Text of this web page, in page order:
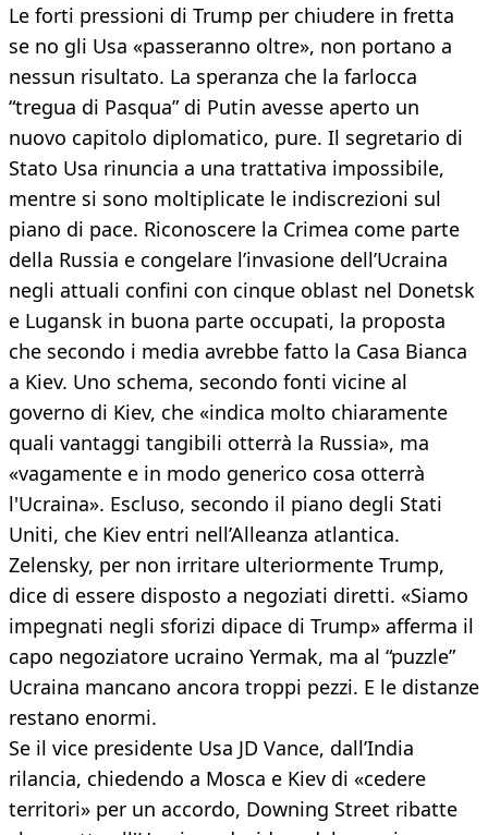
Le forti pressioni di Trump per chiudere in fretta
se no gli Usa «passeranno oltre», non portano a
nessun risultato. La speranza che la farlocca
“tregua di Pasqua” di Putin avesse aperto un
nuovo capitolo diplomatico, pure. Il segretario di
Stato Usa rinuncia a una trattativa impossibile,
mentre si sono moltiplicate le indiscrezioni sul
piano di pace. Riconoscere la Crimea come parte
della Russia e congelare l’invasione dell’Ucraina
negli attuali confini con cinque oblast nel Donetsk
e Lugansk in buona parte occupati, la proposta
che secondo i media avrebbe fatto la Casa Bianca
a Kiev. Uno schema, secondo fonti vicine al
governo di Kiev, che «indica molto chiaramente
quali vantaggi tangibili otterrà la Russia», ma
«vagamente e in modo generico cosa otterrà
l'Ucraina». Escluso, secondo il piano degli Stati
Uniti, che Kiev entri nell’Alleanza atlantica.
Zelensky, per non irritare ulteriormente Trump,
dice di essere disposto a negoziati diretti. «Siamo
impegnati negli sforizi dipace di Trump» afferma il
capo negoziatore ucraino Yermak, ma al “puzzle”
Ucraina mancano ancora troppi pezzi. E le distanze
restano enormi.
Se il vice presidente Usa JD Vance, dall’India
rilancia, chiedendo a Mosca e Kiev di «cedere
territori» per un accordo, Downing Street ribatte